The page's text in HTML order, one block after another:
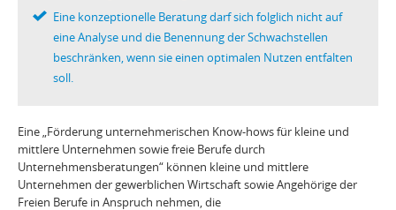
Eine konzeptionelle Beratung darf sich folglich nicht auf
eine Analyse und die Benennung der Schwachstellen
beschränken, wenn sie einen optimalen Nutzen entfalten
soll.
Eine „Förderung unternehmerischen Know-hows für kleine und
mittlere Unternehmen sowie freie Berufe durch
Unternehmensberatungen“ können kleine und mittlere
Unternehmen der gewerblichen Wirtschaft sowie Angehörige der
Freien Berufe in Anspruch nehmen, die